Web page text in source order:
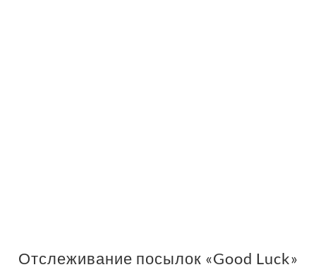
Отслеживание посылок «Good Luck»